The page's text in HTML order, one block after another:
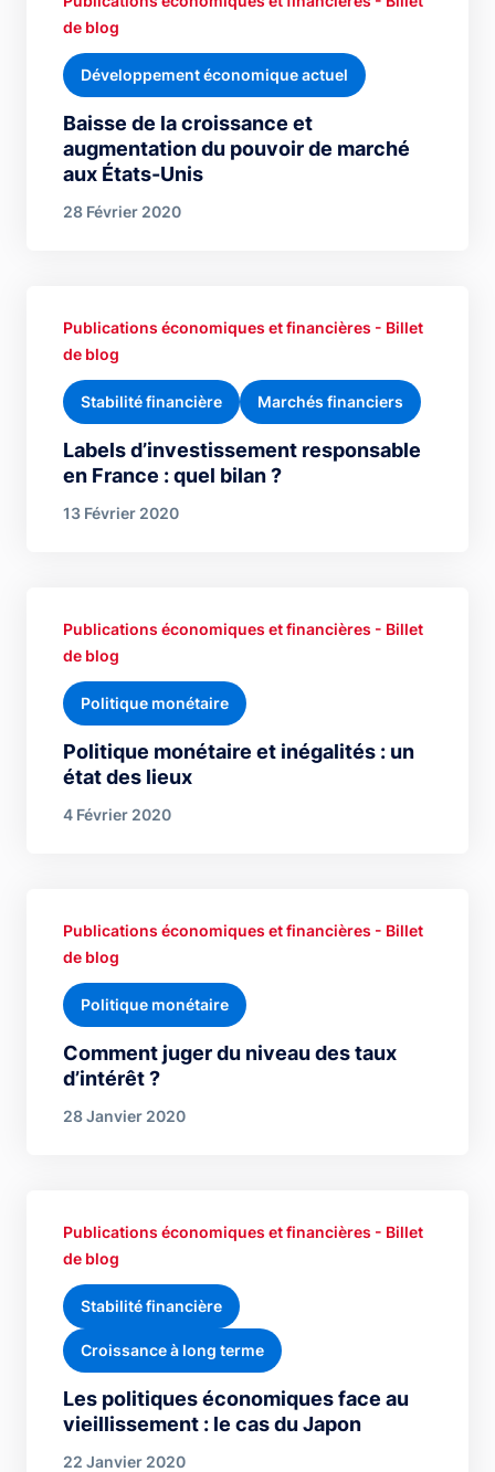
Baisse de la croissance et
augmentation du pouvoir de marché
aux États-Unis
de blog
Développement économique actuel
28 Février 2020
Labels d’investissement responsable
en France : quel bilan ?
Publications économiques et financières - Billet
de blog
Stabilité financière Marchés financiers
13 Février 2020
Politique monétaire et inégalités : un
état des lieux
Publications économiques et financières - Billet
de blog
Politique monétaire
4 Février 2020
Comment juger du niveau des taux
d’intérêt ?
Publications économiques et financières - Billet
de blog
Politique monétaire
28 Janvier 2020
Les politiques économiques face au
vieillissement : le cas du Japon
Publications économiques et financières - Billet
de blog
Stabilité financière
Croissance à long terme
22 Janvier 2020